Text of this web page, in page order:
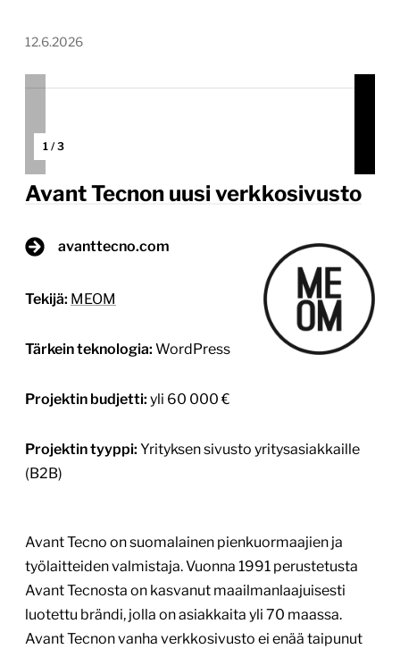
12.6.2026
1 / 3
Avant Tecnon uusi verkkosivusto
avanttecno.com
Tekijä: MEOM
Tärkein teknologia: WordPress
Projektin budjetti: yli 60 000 €
Projektin tyyppi: Yrityksen sivusto yritysasiakkaille
(B2B)
Avant Tecno on suomalainen pienkuormaajien ja
työlaitteiden valmistaja. Vuonna 1991 perustetusta
Avant Tecnosta on kasvanut maailmanlaajuisesti
luotettu brändi, jolla on asiakkaita yli 70 maassa.
Avant Tecnon vanha verkkosivusto ei enää taipunut